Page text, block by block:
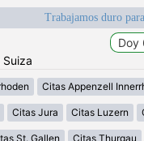
Trabajamos duro
Citas Appenzell
Citas Jura Citas Luzern
St. Gallen Citas Thurgau